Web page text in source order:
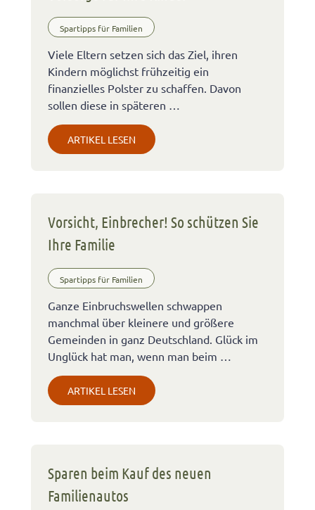
Spartipps für Familien
Viele Eltern setzen sich das Ziel, ihren
Kindern möglichst frühzeitig ein
finanzielles Polster zu schaffen. Davon
sollen diese in späteren …
ARTIKEL LESEN
Vorsicht, Einbrecher! So schützen Sie
Ihre Familie
Spartipps für Familien
Ganze Einbruchswellen schwappen
manchmal über kleinere und größere
Gemeinden in ganz Deutschland. Glück im
Unglück hat man, wenn man beim …
ARTIKEL LESEN
Sparen beim Kauf des neuen
Familienautos